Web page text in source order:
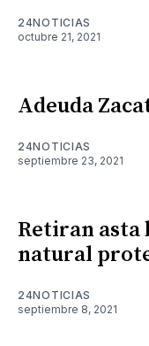
24NOTICIAS
octubre 21, 2021
Adeuda
24NOTICIAS
septiembre 23, 2021
Retiran asta
natural
24NOTICIAS
septiembre 8, 2021